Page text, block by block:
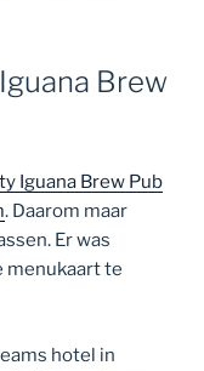
Brew
Iguana Brew Pub
. Daarom maar
Er was
menukaart te
hotel in